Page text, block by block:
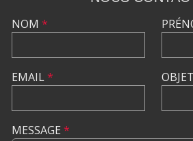
NOM *
EMAIL* OBJET
MESSAGE *